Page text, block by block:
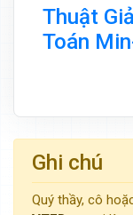
Thuật
Toán
Ghi chú
Quý thầy, cô